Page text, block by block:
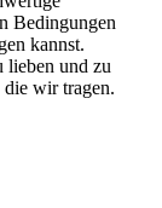
Bedingungen
kannst.
lieben und zu
wir tragen.